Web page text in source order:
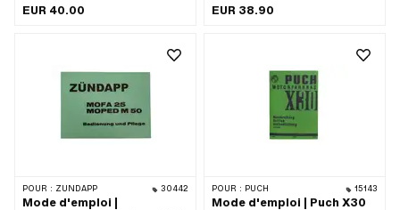
Allemand · Langue: Français
EUR 40.00 EUR 38.90
POUR : ZÜNDAPP 30442
Mode d'emploi |
POUR : PUCH 15143
Mode d'emploi | Puch X30